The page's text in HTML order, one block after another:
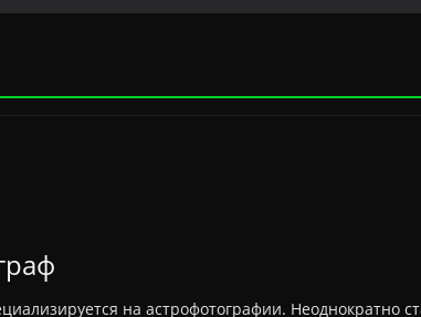
на астрофотографии. Неоднократно